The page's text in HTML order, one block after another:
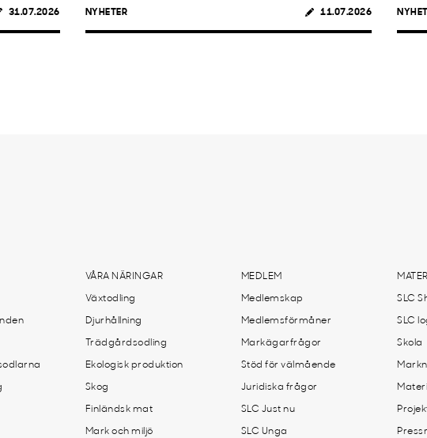
31.07.2026 NYHETER 11.07.2026
VÅRA NÄRINGAR
Växtodling
Djurhållning
Trädgårdsodling
Ekologisk produktion
Skog
Finländsk mat
Mark och miljö
MEDLEM
Medlemskap
Medlemsförmåner
Markägarfrågor
Stöd för välmående
Juridiska frågor
SLC Just nu
SLC Unga
SLC
SLC
Skola